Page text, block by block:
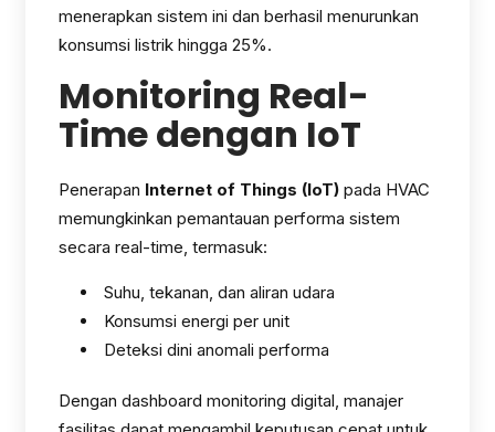
menerapkan sistem ini dan berhasil menurunkan
konsumsi listrik hingga 25%.
Monitoring Real-
Time dengan IoT
Penerapan Internet of Things (IoT) pada HVAC
memungkinkan pemantauan performa sistem
secara real-time, termasuk:
Suhu, tekanan, dan aliran udara
Konsumsi energi per unit
Deteksi dini anomali performa
Dengan dashboard monitoring digital, manajer